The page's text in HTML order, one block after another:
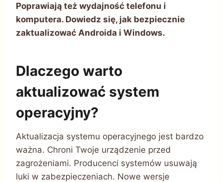
Poprawiają też wydajność telefonu i
komputera. Dowiedz się, jak bezpiecznie
zaktualizować Androida i Windows.
Dlaczego warto
aktualizować system
operacyjny?
Aktualizacja systemu operacyjnego jest bardzo
ważna. Chroni Twoje urządzenie przed
zagrożeniami. Producenci systemów usuwają
luki w zabezpieczeniach. Nowe wersje